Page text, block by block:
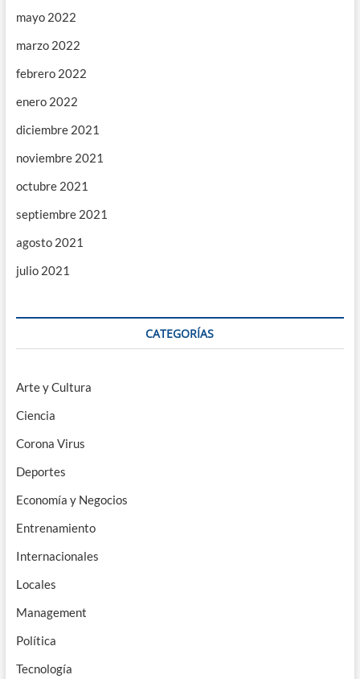
mayo 2022
marzo 2022
febrero 2022
enero 2022
diciembre 2021
noviembre 2021
octubre 2021
septiembre 2021
agosto 2021
julio 2021
CATEGORÍAS
Arte y Cultura
Ciencia
Corona Virus
Deportes
Economía y Negocios
Entrenamiento
Internacionales
Locales
Management
Política
Tecnología